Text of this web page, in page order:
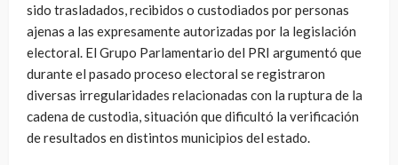
sido trasladados, recibidos o custodiados por personas
ajenas a las expresamente autorizadas por la legislación
electoral. El Grupo Parlamentario del PRI argumentó que
durante el pasado proceso electoral se registraron
diversas irregularidades relacionadas con la ruptura de la
cadena de custodia, situación que dificultó la verificación
de resultados en distintos municipios del estado.